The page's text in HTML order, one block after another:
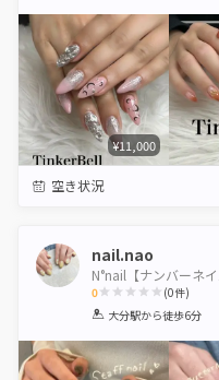
¥11,000
空き状況
nail.nao
N°nail【ナンバーネイ
0
1 2 3 4 5
(0件)
大分駅から徒歩6分